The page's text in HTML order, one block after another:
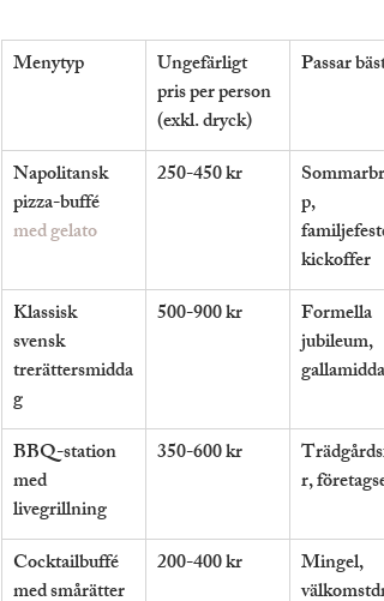
Menytyp
Ungefärligt
pris per person
(exkl. dryck)
Passar bäst
Napolitansk
pizza-buffé
med gelato
250-450 kr
p,
kickoffer
Klassisk
svensk
trerättersmidda
g
500-900 kr
Formella
jubileum,
BBQ-station
med
livegrillning
350-600 kr
r,
Cocktailbuffé
med smårätter
200-400 kr
Mingel,